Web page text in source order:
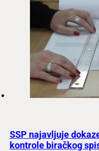
SSP najavljuje
kontrole biračkog